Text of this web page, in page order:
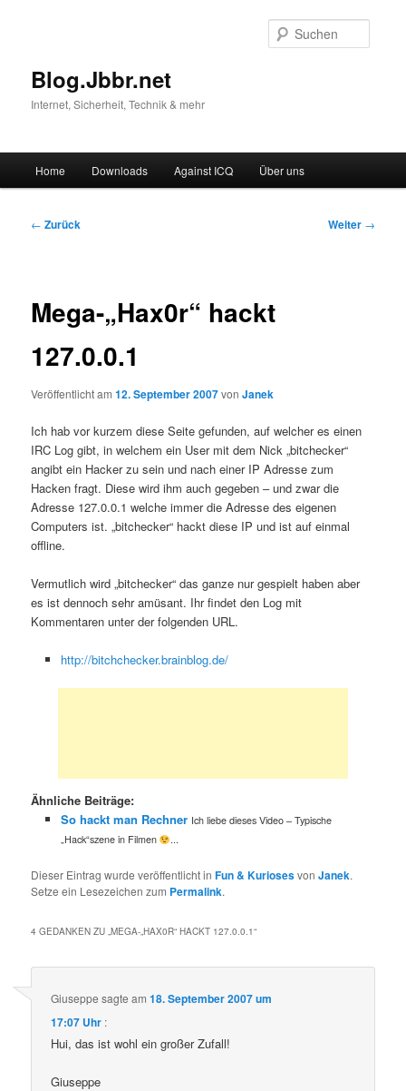
Blog.Jbbr.net
Internet, Sicherheit, Technik & mehr
Zum
Home Downloads Against ICQ Über uns
Beitragsnavigation
← Zurück Weiter →
Mega-„Hax0r“ hackt
127.0.0.1
Veröffentlicht am12. September 2007vonJanek
Ich hab vor kurzem diese Seite gefunden, auf welcher es einen
IRC Log gibt, in welchem ein User mit dem Nick „bitchecker“
angibt ein Hacker zu sein und nach einer IP Adresse zum
Hacken fragt. Diese wird ihm auch gegeben – und zwar die
Adresse 127.0.0.1 welche immer die Adresse des eigenen
Computers ist. „bitchecker“ hackt diese IP und ist auf einmal
offline.
Vermutlich wird „bitchecker“ das ganze nur gespielt haben aber
es ist dennoch sehr amüsant. Ihr findet den Log mit
Kommentaren unter der folgenden URL.
http://bitchchecker.brainblog.de/
Ähnliche Beiträge:
So hackt man Rechner Ich liebe dieses Video – Typische
„Hack“szene in Filmen
...
Dieser Eintrag wurde veröffentlicht inFun & KuriosesvonJanek.
Setze ein Lesezeichen zum Permalink.
4 GEDANKEN ZU „MEGA-„HAX0R“ HACKT 127.0.0.1“
Giuseppe sagte am18. September 2007 um
17:07 Uhr :
Hui, das ist wohl ein großer Zufall!
Giuseppe